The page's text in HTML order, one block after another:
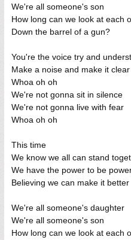
We're all someone's son
How long can we look at each
Down the barrel of a gun?
You're the voice try and
Make a noise and make it clear
Whoa oh oh
We're not gonna sit in silence
We're not gonna live with fear
Whoa oh oh
This time
We know we all can stand
We have the power to be
Believing we can make it better
We're all someone's daughter
We're all someone's son
How long can we look at each